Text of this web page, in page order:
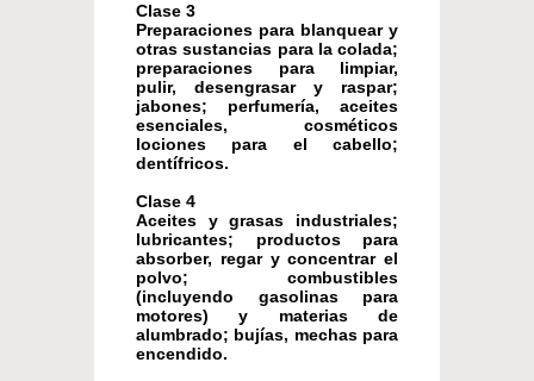
Clase 3
Preparaciones para blanquear y
otras sustancias para la colada;
preparaciones para limpiar,
pulir, desengrasar y raspar;
jabones; perfumería, aceites
esenciales, cosméticos
lociones para el cabello;
dentífricos.
Clase 4
Aceites y grasas industriales;
lubricantes; productos para
absorber, regar y concentrar el
polvo; combustibles
(incluyendo gasolinas para
motores) y materias de
alumbrado; bujías, mechas para
encendido.